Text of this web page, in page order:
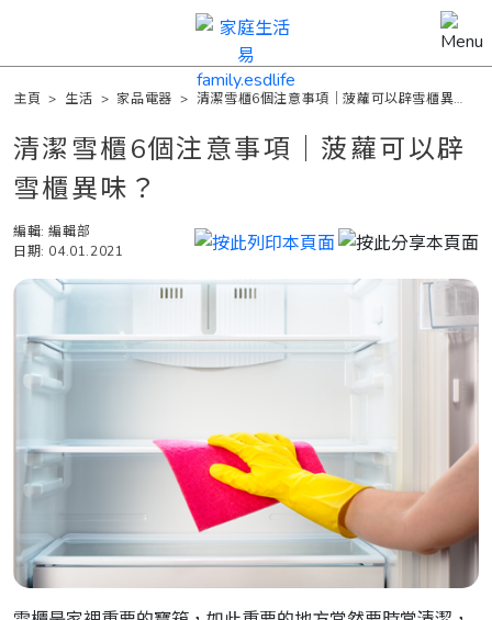
主頁 > 生活 > 家品電器 > 清潔雪櫃6個注意事項｜菠蘿可以辟雪櫃異
清潔雪櫃6個注意事項｜菠蘿可以辟
雪櫃異味？
編輯: 編輯部
日期: 04.01.2021